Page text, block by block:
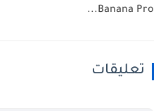
Banana Pro...
تعليقات